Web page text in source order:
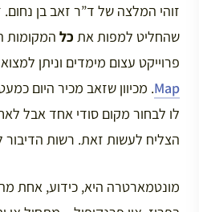
זוהי המלצה של ד”ר זאב בן נחום.
שהחליט למפות את כל המקומות
פרוייקט עצום מימדים וניתן
Map. מכיוון שזאב מכיר היום
לו לבחור מקום סודי אחד אבל
הצליח לעשות זאת. רשות הדיבור
מונטמארטרה היא, כידוע, אחת